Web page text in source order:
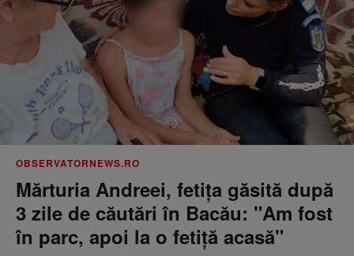
OBSERVATORNEWS.RO
Mărturia Andreei, fetiţa găsită după
3 zile de căutări în Bacău: "Am fost
în parc, apoi la o fetiţă acasă"